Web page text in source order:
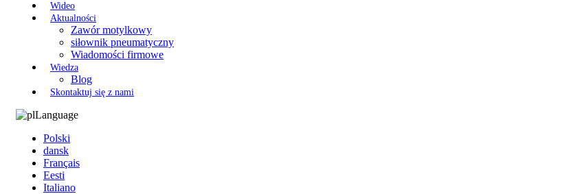
Wideo
Aktualności
Zawór motylkowy
siłownik pneumatyczny
Wiadomości firmowe
Wiedza
Blog
Skontaktuj się z nami
Language
Polski
dansk
Français
Eesti
Italiano